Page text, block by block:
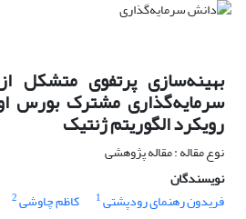
بهینه‌سازی پرتفوی متشکل
سرمایه‌گذاری مشترک بورس
رویکرد الگوریتم ژنتیک
نوع مقاله : مقاله پژوهشی
نویسندگان
فریدون رهنمای رودپشتی1 کاظم چاوشی2